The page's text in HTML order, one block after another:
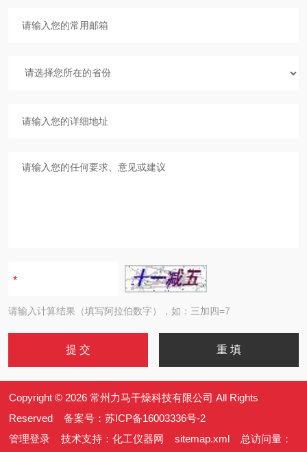
请输入计算结果（填写阿拉伯数字），如：三加四=7
Copyright © 2026 常州力马干燥科技有限公司 All Rights
Reserved 备案号：苏ICP备16003336号-2
管理登录 技术支持：化工仪器网 sitemap.xml 总访问量：